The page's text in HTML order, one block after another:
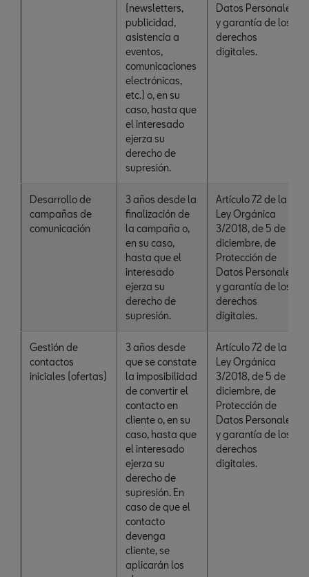
(newsletters,
publicidad,
asistencia a
eventos,
comunicaciones
electrónicas,
etc.) o, en su
caso, hasta que
el interesado
ejerza su
derecho de
supresión.
Datos Personales
y garantía de los
derechos
digitales.
Desarrollo de
campañas de
comunicación
3 años desde la
finalización de
la campaña o,
en su caso,
hasta que el
interesado
ejerza su
derecho de
supresión.
Artículo 72 de la
Ley Orgánica
3/2018, de 5 de
diciembre, de
Protección de
Datos Personales
y garantía de los
derechos
digitales.
Gestión de
contactos
iniciales (ofertas)
3 años desde
que se constate
la imposibilidad
de convertir el
contacto en
cliente o, en su
caso, hasta que
el interesado
ejerza su
derecho de
supresión. En
caso de que el
contacto
devenga
cliente, se
aplicarán los
Artículo 72 de la
Ley Orgánica
3/2018, de 5 de
diciembre, de
Protección de
Datos Personales
y garantía de los
derechos
digitales.